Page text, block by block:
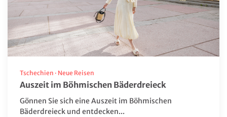
Rumänien
Schweden
Schweiz
Simbabwe
Slowakei
Tschechien · Neue Reisen
Auszeit im Böhmischen Bäderdreieck
Gönnen Sie sich eine Auszeit im Böhmischen
Bäderdreieck und entdecken...